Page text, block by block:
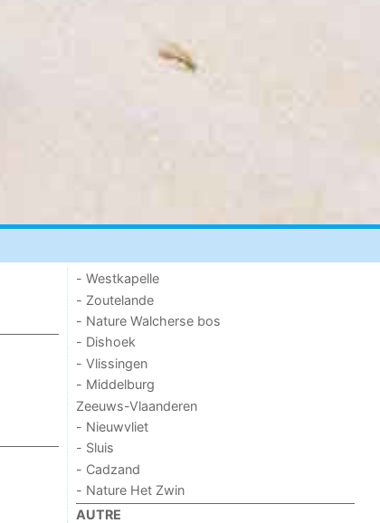
- Westkapelle
- Zoutelande
- Nature Walcherse bos
- Dishoek
- Vlissingen
- Middelburg
Zeeuws-Vlaanderen
- Nieuwvliet
- Sluis
- Cadzand
- Nature Het Zwin
AUTRE